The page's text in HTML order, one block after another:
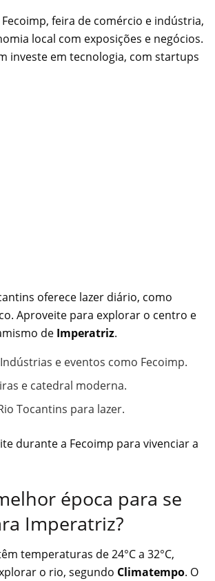
feira de comércio e indústria,
local com exposições e negócios.
investe em tecnologia, com startups
oferece lazer diário, como
Aproveite para explorar o centro e
de Imperatriz.
e eventos como Fecoimp.
e catedral moderna.
Tocantins para lazer.
durante a Fecoimp para vivenciar a
época para se
Imperatriz?
temperaturas de 24°C a 32°C,
o rio, segundo Climatempo. O